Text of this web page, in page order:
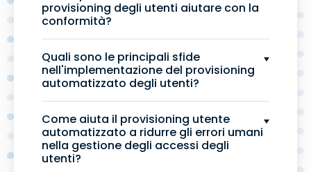
provisioning degli utenti aiutare con la
conformità?
Quali sono le principali sfide
nell'implementazione del provisioning
automatizzato degli utenti?
Come aiuta il provisioning utente
automatizzato a ridurre gli errori umani
nella gestione degli accessi degli
utenti?